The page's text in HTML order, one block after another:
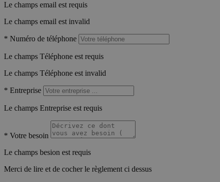
Le champs email est requis
Le champs email est invalid
* Numéro de téléphone
Le champs Téléphone est requis
Le champs Téléphone est invalid
* Entreprise
Le champs Entreprise est requis
* Votre besoin
Le champs besion est requis
Merci de lire et de cocher le règlement ci dessus